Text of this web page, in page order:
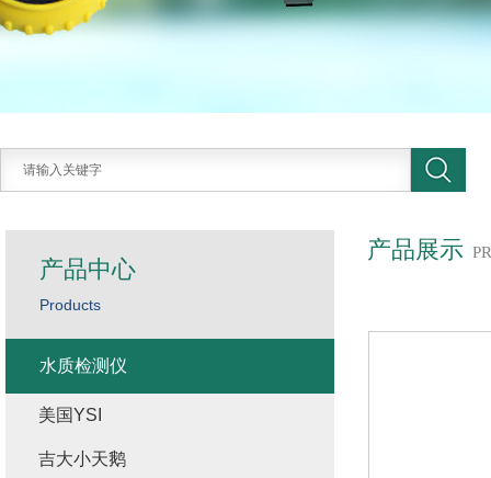
产品展示
产品中心
Products
水质检测仪
美国YSI
吉大小天鹅